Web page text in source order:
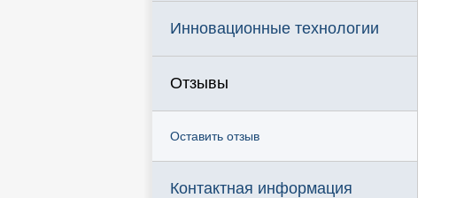
Инновационные технологии
Отзывы
Оставить отзыв
Контактная информация